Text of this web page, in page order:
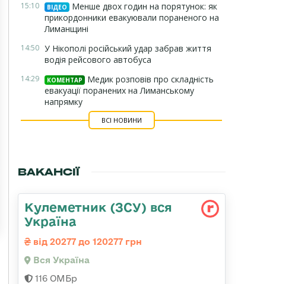
15:10 ВІДЕО
Менше двох годин на порятунок: як
прикордонники евакуювали пораненого на
Лиманщині
14:50 У Нікополі російський удар забрав життя
водія рейсового автобуса
14:29 КОМЕНТАР
Медик розповів про складність
евакуації поранених на Лиманському
напрямку
ВСІ НОВИНИ
ВАКАНСІЇ
Кулеметник (ЗСУ) вся
Україна
від 20277 до 120277 грн
Вся Україна
116 ОМБр